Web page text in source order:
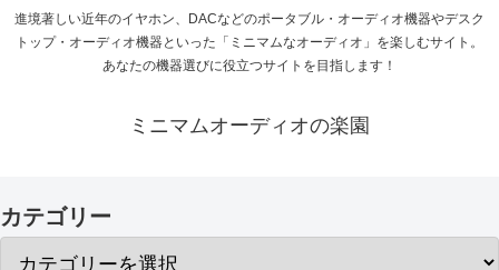
進境著しい近年のイヤホン、DACなどのポータブル・オーディオ機器やデスク
トップ・オーディオ機器といった「ミニマムなオーディオ」を楽しむサイト。
あなたの機器選びに役立つサイトを目指します！
ミニマムオーディオの楽園
カテゴリー